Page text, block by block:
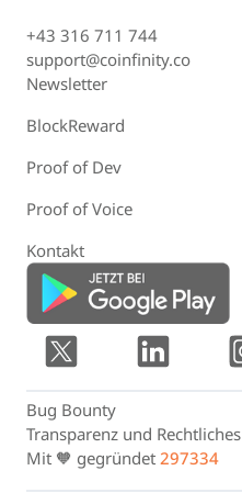
+43 316 711 744
support@coinfinity.co
Newsletter
BlockReward
Proof of Dev
Proof of Voice
Kontakt
Bug Bounty
Transparenz und Rechtliches
Mit 🧡 gegründet 297334